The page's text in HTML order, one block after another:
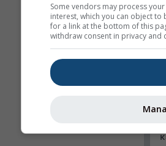
Some vendors may process
interest, which you can object
for a link at the bottom of this
withdraw consent in privacy and